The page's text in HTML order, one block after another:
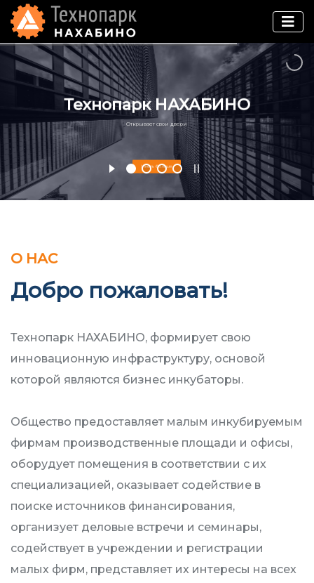
Технопарк НАХАБИНО
Открывает свои двери
Узнать больше
О НАС
Добро пожаловать!
Технопарк НАХАБИНО, формирует свою
инновационную инфраструктуру, основой
которой являются бизнес инкубаторы.
Общество предоставляет малым инкубируемым
фирмам производственные площади и офисы,
оборудует помещения в соответствии с их
специализацией, оказывает содействие в
поиске источников финансирования,
организует деловые встречи и семинары,
содействует в учреждении и регистрации
малых фирм, представляет их интересы на всех